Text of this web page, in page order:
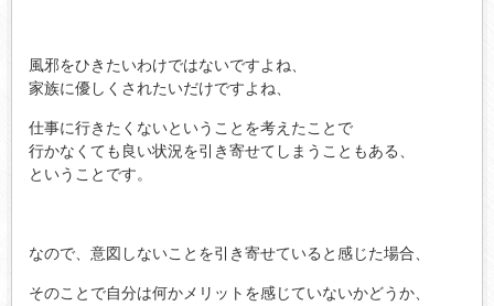
風邪をひきたいわけではないですよね、
家族に優しくされたいだけですよね、
仕事に行きたくないということを考えたことで
行かなくても良い状況を引き寄せてしまうこともある、
ということです。
なので、意図しないことを引き寄せていると感じた場合、
そのことで自分は何かメリットを感じていないかどうか、